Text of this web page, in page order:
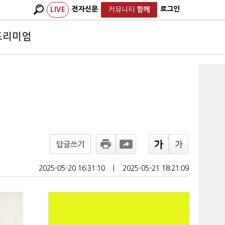
LIVE 전자신문 커뮤니티 함께 로그인
리미엄
답글쓰기
2025-05-20 16:31:10 2025-05-21 18:21:09